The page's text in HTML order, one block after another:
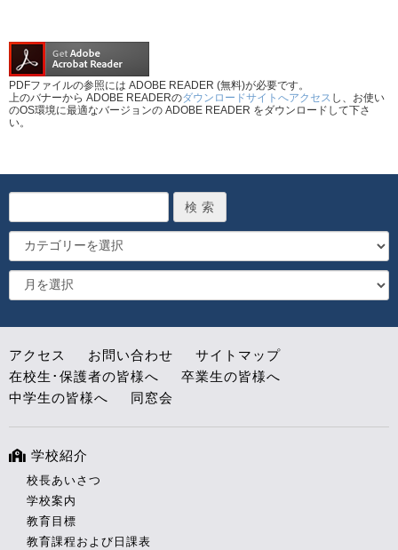
PDFファイルの参照には ADOBE READER (無料)が必要です。
上のバナーから ADOBE READERのダウンロードサイトへアクセス し、お使い
のOS環境に最適なバージョンの ADOBE READER をダウンロードして下さ
い。
アクセス お問い合わせ
サイトマップ
在校生･保護者の皆様へ
卒業生の皆様へ
中学生の皆様へ
同窓会
学校紹介
校長あいさつ
学校案内
教育目標
教育課程および日課表